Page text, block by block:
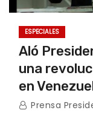
ESPECIALES
Aló
una
en
Prensa